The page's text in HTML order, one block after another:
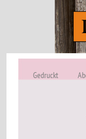
Gedruckt